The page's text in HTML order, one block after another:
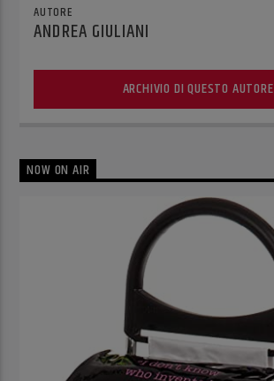
AUTORE
ANDREA GIULIANI
ARCHIVIO DI QUESTO AUTORE
NOW ON AIR